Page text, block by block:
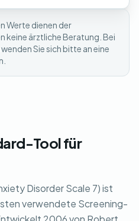
Werte dienen der
keine ärztliche Beratung. Bei
Sie sich bitte an eine
Tool für
Disorder Scale 7) ist
verwendete Screening-